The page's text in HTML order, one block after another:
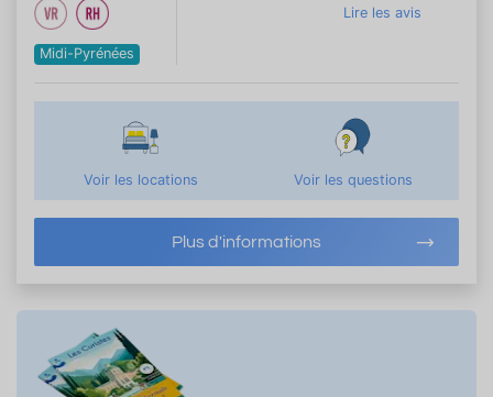
Midi-Pyrénées
Lire les avis
Voir les locations Voir les questions
Plus d'informations